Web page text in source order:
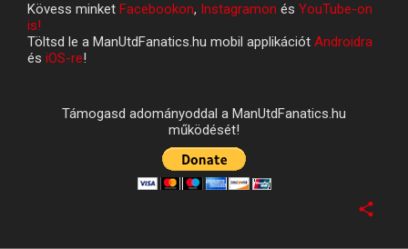
Kövess minket Facebookon, Instagramon és YouTube-on
is!
Töltsd le a ManUtdFanatics.hu mobil applikációt Androidra
és iOS-re!
Támogasd adományoddal a ManUtdFanatics.hu
működését!